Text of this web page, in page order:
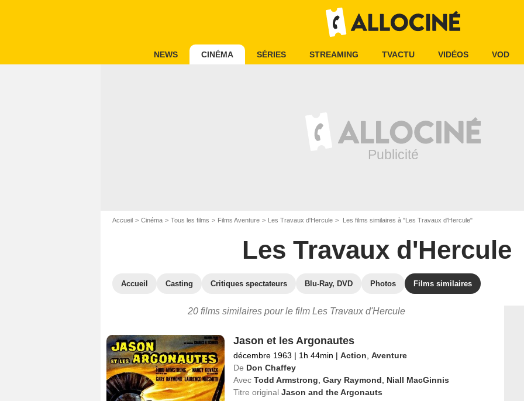
NEWS CINÉMA SÉRIES STREAMING TVACTU VIDÉOS VOD
Accueil Cinéma Tous les films Films Aventure Les Travaux d'Hercule Les films similaires à "Les Travaux d'Hercule"
Les Travaux d'Hercule
Accueil Casting Critiques spectateurs Blu-Ray, DVD Photos Films similaires
20 films similaires pour le film Les Travaux d'Hercule
Jason et les Argonautes
décembre 1963 | 1h 44min | Action Aventure
De Don Chaffey
Avec Todd Armstrong Gary Raymond
Niall MacGinnis
Titre original Jason and the Argonauts